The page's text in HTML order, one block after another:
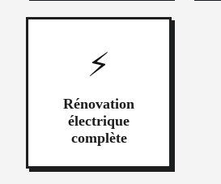
⚡
Rénovation
électrique
complète